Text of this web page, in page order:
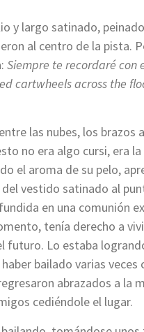
y largo satinado,
al centro de la pista.
Siempre te recordaré
cartwheels across the
las nubes, los
no era algo cursi, era
el aroma de su pelo,
vestido satinado al
en una comunión
tenía derecho a
futuro. Lo estaba
bailado varias veces
abrazados a la
cediéndole el lugar.